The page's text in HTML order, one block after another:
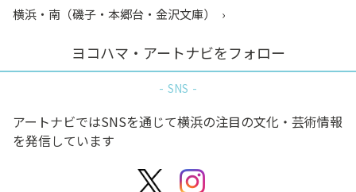
横浜・南（磯子・本郷台・金沢文庫）
ヨコハマ・アートナビをフォロー
SNS
アートナビではSNSを通じて横浜の注目の文化・芸術情報
を発信しています